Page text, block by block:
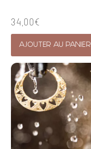
34,00 €
AJOUTER AU PANIER